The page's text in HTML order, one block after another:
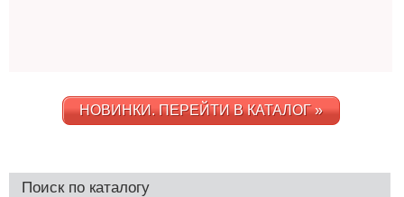
НОВИНКИ. ПЕРЕЙТИ В КАТАЛОГ »
Поиск по каталогу